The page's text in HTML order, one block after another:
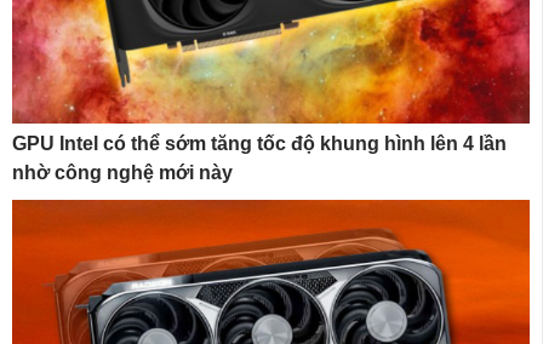
GPU Intel có thể sớm tăng tốc độ khung hình lên 4 lần
nhờ công nghệ mới này